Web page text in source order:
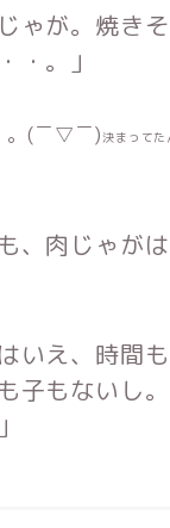
ゃが。焼きそ
・。」
。(￣▽￣)決まってた
、肉じゃが
いえ、時間
子もないし